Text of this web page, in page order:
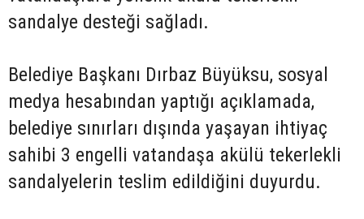
sandalye desteği sağladı.
Belediye Başkanı Dırbaz Büyüksu, sosyal
medya hesabından yaptığı açıklamada,
belediye sınırları dışında yaşayan ihtiyaç
sahibi 3 engelli vatandaşa akülü tekerlekli
sandalyelerin teslim edildiğini duyurdu.